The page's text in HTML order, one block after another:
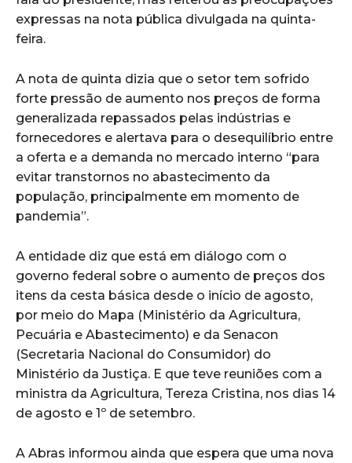
expressas na nota pública divulgada na quinta-
feira.
A nota de quinta dizia que o setor tem sofrido
forte pressão de aumento nos preços de forma
generalizada repassados pelas indústrias e
fornecedores e alertava para o desequilíbrio entre
a oferta e a demanda no mercado interno “para
evitar transtornos no abastecimento da
população, principalmente em momento de
pandemia”.
A entidade diz que está em diálogo com o
governo federal sobre o aumento de preços dos
itens da cesta básica desde o início de agosto,
por meio do Mapa (Ministério da Agricultura,
Pecuária e Abastecimento) e da Senacon
(Secretaria Nacional do Consumidor) do
Ministério da Justiça. E que teve reuniões com a
ministra da Agricultura, Tereza Cristina, nos dias 14
de agosto e 1º de setembro.
A Abras informou ainda que espera que uma nova